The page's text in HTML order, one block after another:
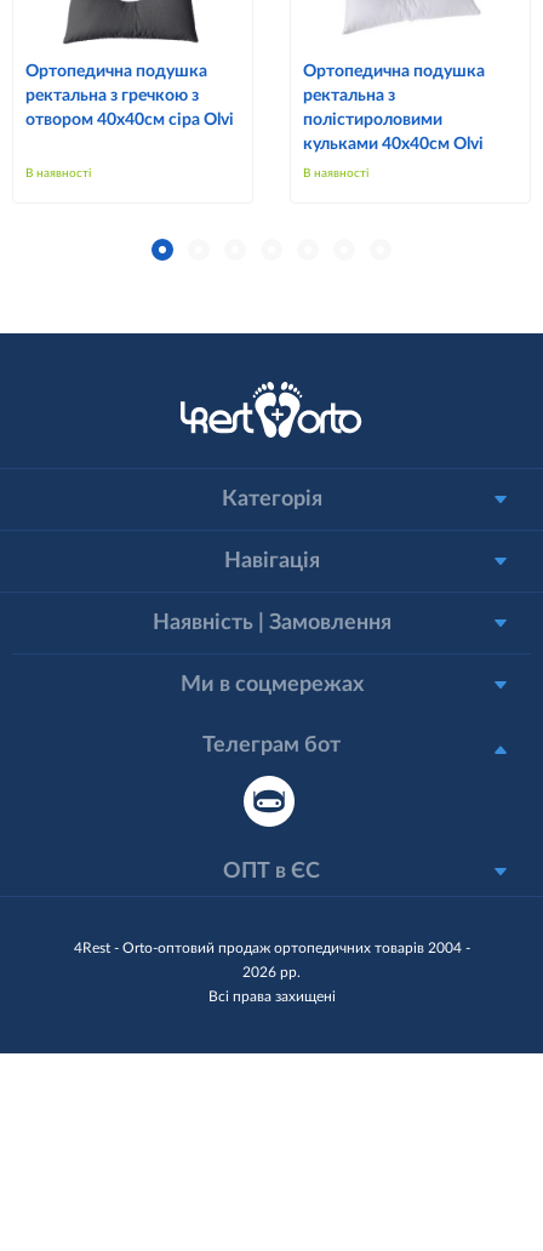
Ортопедична подушка
ректальна з гречкою з
отвором 40х40см сіра Olvi
В наявності
Ортопедична подушка
ректальна з
полістироловими
кульками 40х40см Olvi
В наявності
4Rest - Orto-оптовий продаж ортопедичних товарів 2004 -
2026 рр.
Всі права захищені
Категорія
Навігація
Наявність | Замовлення
Ми в соцмережах
Телеграм бот
ОПТ в ЄС